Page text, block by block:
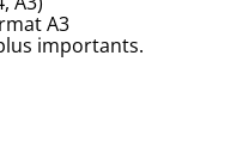
A3
importants.